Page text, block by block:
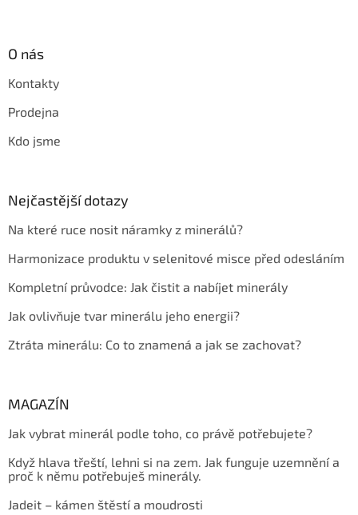
O nás
Kontakty
Prodejna
Kdo jsme
Nejčastější dotazy
Na které ruce nosit náramky z minerálů?
Harmonizace produktu v selenitové misce před odesláním
Kompletní průvodce: Jak čistit a nabíjet minerály
Jak ovlivňuje tvar minerálu jeho energii?
Ztráta minerálu: Co to znamená a jak se zachovat?
MAGAZÍN
Jak vybrat minerál podle toho, co právě potřebujete?
Když hlava třeští, lehni si na zem. Jak funguje uzemnění a
proč k němu potřebuješ minerály.
Jadeit – kámen štěstí a moudrosti